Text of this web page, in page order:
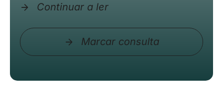
Continuar a ler
Marcar consulta